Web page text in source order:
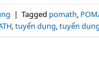
| Tagged pomath,
,tuyển dụng,tuyển